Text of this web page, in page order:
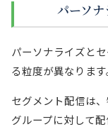
パーソ
パーソナライズと
る粒度が異なります
セグメント配信は
グループに対して